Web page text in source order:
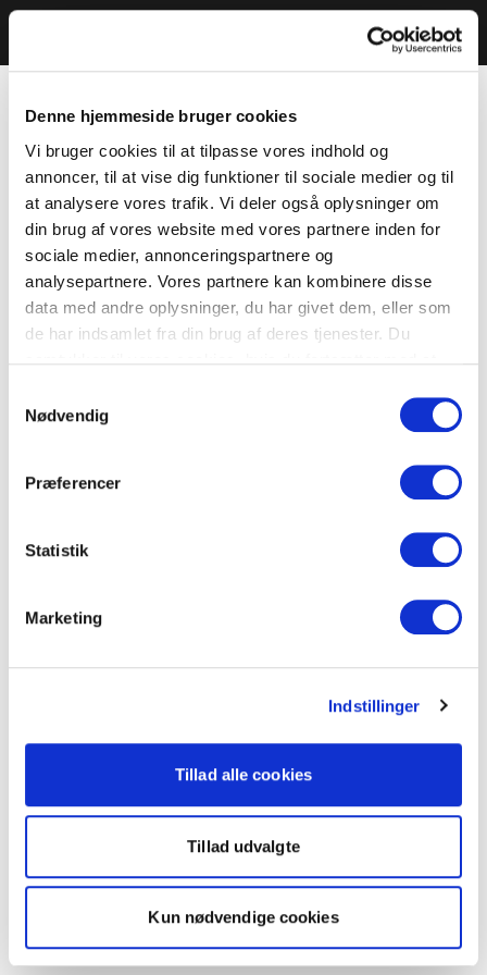
Denne hjemmeside bruger cookies
Vi bruger cookies til at tilpasse vores indhold og
annoncer, til at vise dig funktioner til sociale medier og til
at analysere vores trafik. Vi deler også oplysninger om
din brug af vores website med vores partnere inden for
sociale medier, annonceringspartnere og
analysepartnere. Vores partnere kan kombinere disse
data med andre oplysninger, du har givet dem, eller som
de har indsamlet fra din brug af deres tjenester. Du
Nødvendig
Præferencer
Statistik
Marketing
Indstillinger
Tillad alle cookies
Tillad udvalgte
Kun nødvendige cookies